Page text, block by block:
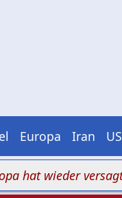
Europa Iran
wieder versagt